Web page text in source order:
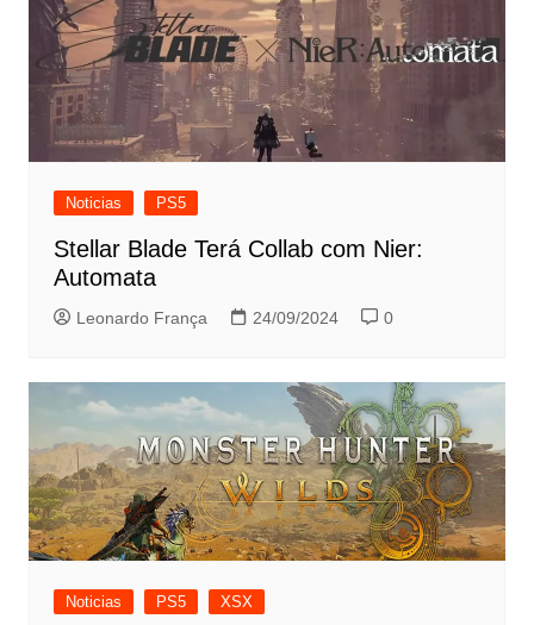
Noticias PS5
Stellar Blade Terá Collab com Nier:
Automata
Leonardo França 24/09/2024 0
Noticias PS5 XSX